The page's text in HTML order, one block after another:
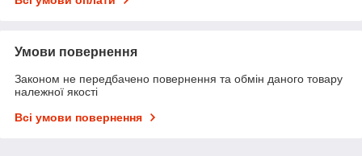
Умови повернення
Законом не передбачено повернення та обмін даного товару
належної якості
Всі умови повернення